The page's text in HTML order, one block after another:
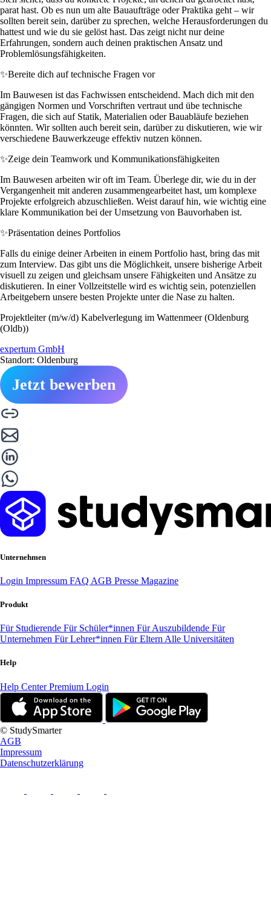
parat hast. Ob es nun um alte Bauaufträge oder Praktika geht – wir
sollten bereit sein, darüber zu sprechen, welche Herausforderungen du
hattest und wie du sie gelöst hast. Das zeigt nicht nur deine
Erfahrungen, sondern auch deinen praktischen Ansatz und
Problemlösungsfähigkeiten.
✨Bereite dich auf technische Fragen vor
Im Bauwesen ist das Fachwissen entscheidend. Mach dich mit den
gängigen Normen und Vorschriften vertraut und übe technische
Fragen, die sich auf Statik, Materialien oder Bauabläufe beziehen
könnten. Wir sollten auch bereit sein, darüber zu diskutieren, wie wir
verschiedene Bauwerkzeuge effektiv nutzen können.
✨Zeige dein Teamwork und Kommunikationsfähigkeiten
Im Bauwesen arbeiten wir oft im Team. Überlege dir, wie du in der
Vergangenheit mit anderen zusammengearbeitet hast, um komplexe
Projekte erfolgreich abzuschließen. Weist darauf hin, wie wichtig eine
klare Kommunikation bei der Umsetzung von Bauvorhaben ist.
✨Präsentation deines Portfolios
Falls du einige deiner Arbeiten in einem Portfolio hast, bring das mit
zum Interview. Das gibt uns die Möglichkeit, unsere bisherige Arbeit
visuell zu zeigen und gleichsam unsere Fähigkeiten und Ansätze zu
diskutieren. In einer Vollzeitstelle wird es wichtig sein, potenziellen
Arbeitgebern unsere besten Projekte unter die Nase zu halten.
Projektleiter (m/w/d) Kabelverlegung im Wattenmeer (Oldenburg
(Oldb))
expertum GmbH
Standort: Oldenburg
Jetzt bewerben
Unternehmen
Login Impressum FAQ AGB Presse Magazine
Produkt
Für Studierende Für Schüler*innen Für Auszubildende Für
Unternehmen Für Lehrer*innen Für Eltern Alle Universitäten
Help
Help CenterPremium Login
© StudySmarter
AGB
Impressum
Datenschutzerklärung